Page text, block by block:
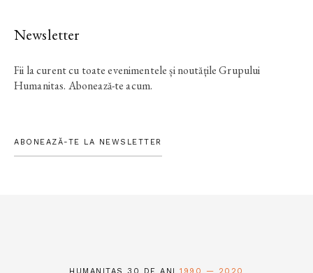
Newsletter
Fii la curent cu toate evenimentele și noutățile Grupului
Humanitas. Abonează-te acum.
ABONEAZĂ-TE LA NEWSLETTER